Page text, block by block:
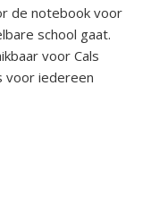
de notebook voor
school gaat.
voor Cals
voor iedereen